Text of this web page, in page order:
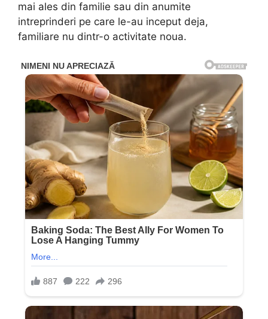
mai ales din familie sau din anumite
intreprinderi pe care le-au inceput deja,
familiare nu dintr-o activitate noua.